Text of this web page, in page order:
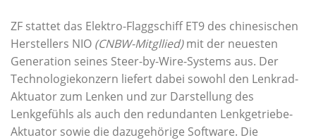
ZF stattet das Elektro-Flaggschiff ET9 des chinesischen
Herstellers NIO (CNBW-Mitgllied)mit der neuesten
Generation seines Steer-by-Wire-Systems aus. Der
Technologiekonzern liefert dabei sowohl den Lenkrad-
Aktuator zum Lenken und zur Darstellung des
Lenkgefühls als auch den redundanten Lenkgetriebe-
Aktuator sowie die dazugehörige Software. Die